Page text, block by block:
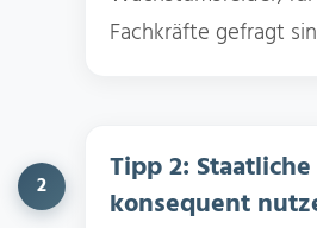
Fachkräfte gefragt
2
Tipp 2:
konsequent